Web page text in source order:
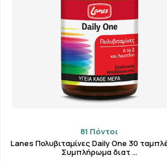
81 Πόντοι
Lanes Πολυβιταμίνες Daily One 30
Συμπλήρωμα διατ …